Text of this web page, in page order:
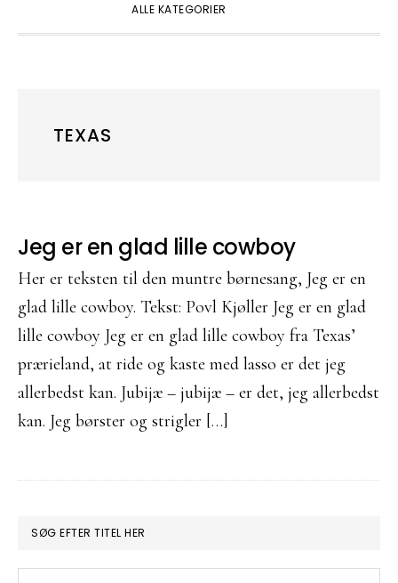
ALLE KATEGORIER
TEXAS
Jeg er en glad lille cowboy
Her er teksten til den muntre børnesang, Jeg er en
glad lille cowboy. Tekst: Povl Kjøller Jeg er en glad
lille cowboy Jeg er en glad lille cowboy fra Texas’
prærieland, at ride og kaste med lasso er det jeg
allerbedst kan. Jubijæ – jubijæ – er det, jeg allerbedst
kan. Jeg børster og strigler […]
PRIMÆR
SIDEBAR
SØG EFTER TITEL HER